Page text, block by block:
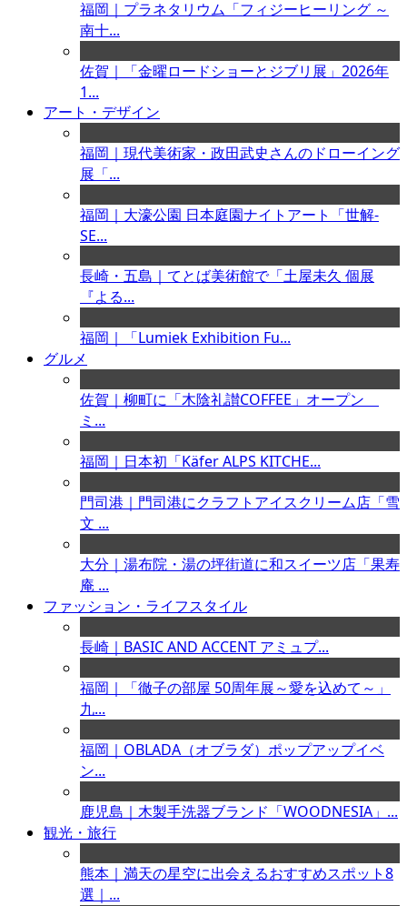
福岡｜プラネタリウム「フィジーヒーリング ～
南十...
佐賀｜「金曜ロードショーとジブリ展」2026年
1...
アート・デザイン
福岡｜現代美術家・政田武史さんのドローイング
展「...
福岡｜大濠公園 日本庭園ナイトアート「世解-
SE...
長崎・五島｜てとば美術館で「土屋未久 個展
『よる...
福岡｜「Lumiek Exhibition Fu...
グルメ
佐賀｜柳町に「木陰礼讃COFFEE」オープン
ミ...
福岡｜日本初「Käfer ALPS KITCHE...
門司港｜門司港にクラフトアイスクリーム店「雪
文 ...
大分｜湯布院・湯の坪街道に和スイーツ店「果寿
庵 ...
ファッション・ライフスタイル
長崎｜BASIC AND ACCENT アミュプ...
福岡｜「徹子の部屋 50周年展～愛を込めて～」
九...
福岡｜OBLADA（オブラダ）ポップアップイベ
ン...
鹿児島｜木製手洗器ブランド「WOODNESIA」...
観光・旅行
熊本｜満天の星空に出会えるおすすめスポット8
選｜...